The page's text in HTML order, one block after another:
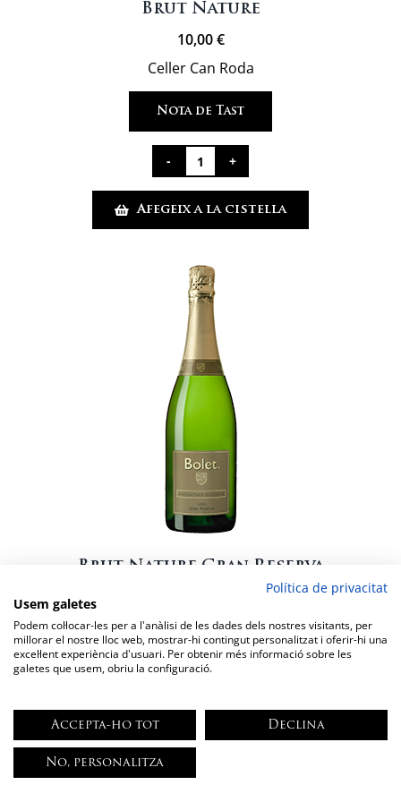
Brut Nature
10,00€
Celler Can Roda
Nota de Tast
quantitat
de
Brut
Afegeix a la cistella
Brut Nature Gran Reserva
Cavas Bolet
Nota de Tast
Afegeix a la cistella
Política de privacitat
Usem galetes
Podem col·locar-les per a l'anàlisi de les dades dels nostres visitants, per
millorar el nostre lloc web, mostrar-hi contingut personalitzat i oferir-hi una
excel·lent experiència d'usuari. Per obtenir més informació sobre les
galetes que usem, obriu la configuració.
Accepta-ho tot Declina
No, personalitza